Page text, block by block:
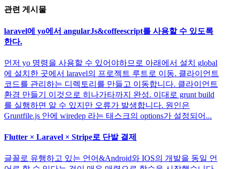
관련 게시물
laravel에 yo에서 angularJs&coffeescript를 사용할 수 있도록
한다.
먼저 yo 명령을 사용할 수 있어야하므로 아래에서 설치 global
에 설치한 곳에서 laravel의 프로젝트 루트로 이동. 클라이언트
코드를 관리하는 디렉토리를 만들고 이동합니다. 클라이언트
환경 만들기 이것으로 히나가타까지 완성. 이대로 grunt build
를 실행하면 알 수 있지만 오류가 발생합니다. 원인은
Gruntfile.js 안에 wiredep 라는 태스크의 options가 설정되어...
Flutter × Laravel × Stripe로 단발 결제
글꼴로 유행하고 있는 언어&Android와 IOS의 개발을 동일 언